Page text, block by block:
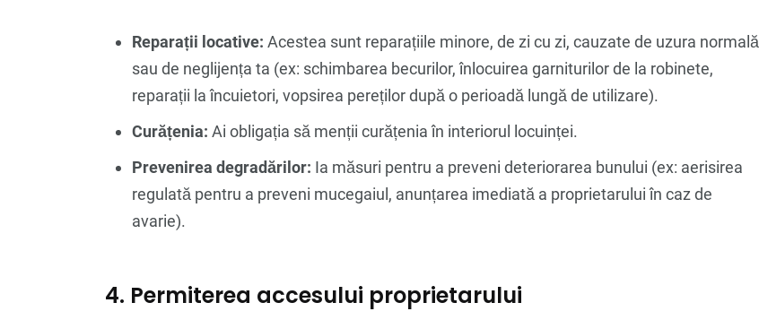
Reparații locative: Acestea sunt reparațiile minore, de zi cu zi, cauzate de uzura normală
sau de neglijența ta (ex: schimbarea becurilor, înlocuirea garniturilor de la robinete,
reparații la încuietori, vopsirea pereților după o perioadă lungă de utilizare).
Curățenia: Ai obligația să menții curățenia în interiorul locuinței.
Prevenirea degradărilor: Ia măsuri pentru a preveni deteriorarea bunului (ex: aerisirea
regulată pentru a preveni mucegaiul, anunțarea imediată a proprietarului în caz de
avarie).
4. Permiterea accesului proprietarului